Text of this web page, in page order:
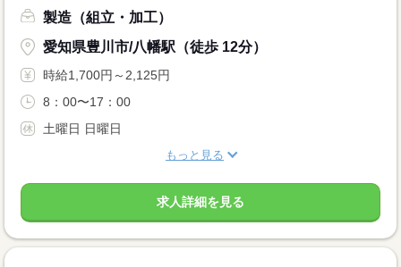
製造（組立・加工）
愛知県豊川市/八幡駅（徒歩 12分）
時給1,700円～2,125円
8：00〜17：00
土曜日 日曜日
もっと見る
求人詳細を見る